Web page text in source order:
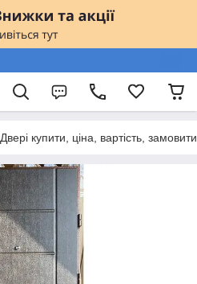
Двері купити, ціна, вартість,